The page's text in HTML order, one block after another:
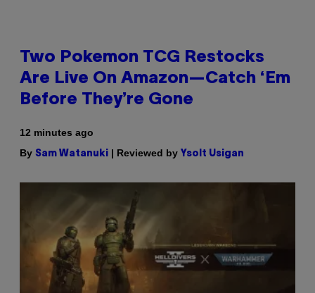
Two Pokemon TCG Restocks
Are Live On Amazon—Catch ‘Em
Before They’re Gone
12 minutes ago
By Sam Watanuki | Reviewed by Ysolt Usigan